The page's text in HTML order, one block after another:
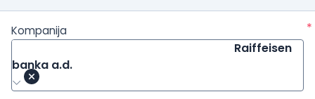
Kompanija
*
Raiffeisen
banka a.d.